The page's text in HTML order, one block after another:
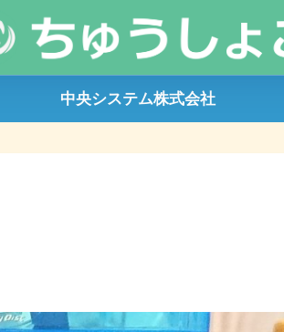
中央システム株式会社